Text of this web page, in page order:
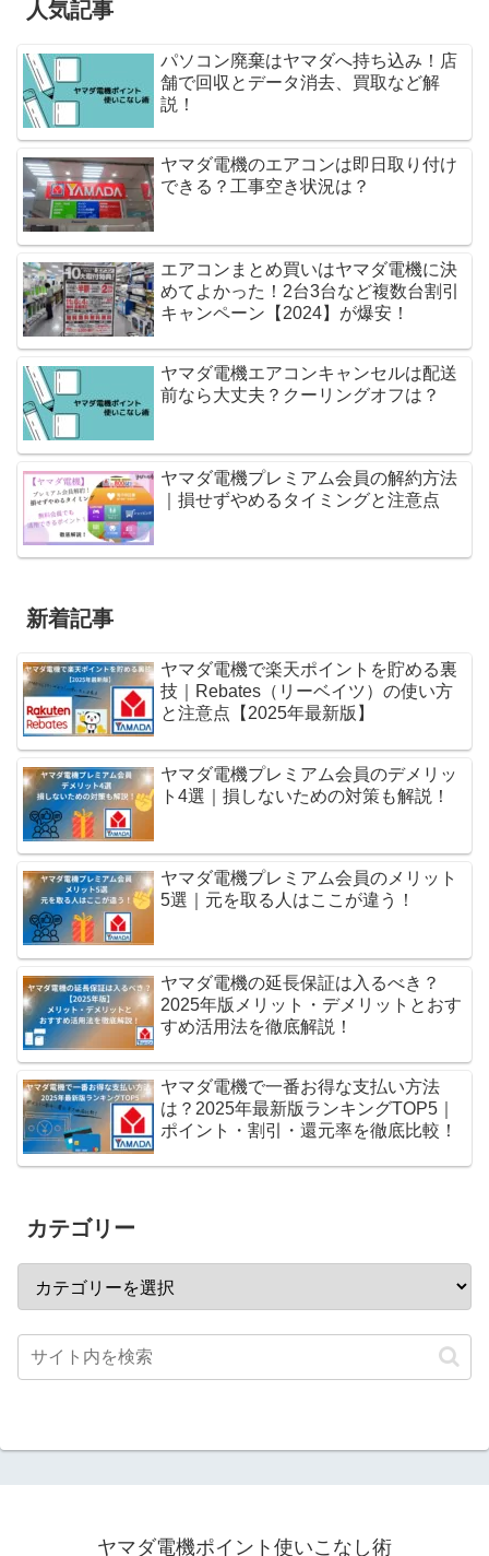
人気記事
パソコン廃棄はヤマダへ持ち込み！店
舗で回収とデータ消去、買取など解
説！
ヤマダ電機のエアコンは即日取り付け
できる？工事空き状況は？
エアコンまとめ買いはヤマダ電機に決
めてよかった！2台3台など複数台割引
キャンペーン【2024】が爆安！
ヤマダ電機エアコンキャンセルは配送
前なら大丈夫？クーリングオフは？
ヤマダ電機プレミアム会員の解約方法
｜損せずやめるタイミングと注意点
新着記事
ヤマダ電機で楽天ポイントを貯める裏
技｜Rebates（リーベイツ）の使い方
と注意点【2025年最新版】
ヤマダ電機プレミアム会員のデメリッ
ト4選｜損しないための対策も解説！
ヤマダ電機プレミアム会員のメリット
5選｜元を取る人はここが違う！
ヤマダ電機の延長保証は入るべき？
2025年版メリット・デメリットとおす
すめ活用法を徹底解説！
ヤマダ電機で一番お得な支払い方法
は？2025年最新版ランキングTOP5｜
ポイント・割引・還元率を徹底比較！
カテゴリー
ヤマダ電機ポイント使いこなし術